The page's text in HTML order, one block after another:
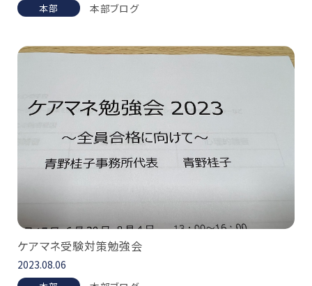
本部 本部ブログ
ケアマネ受験対策勉強会
2023.08.06